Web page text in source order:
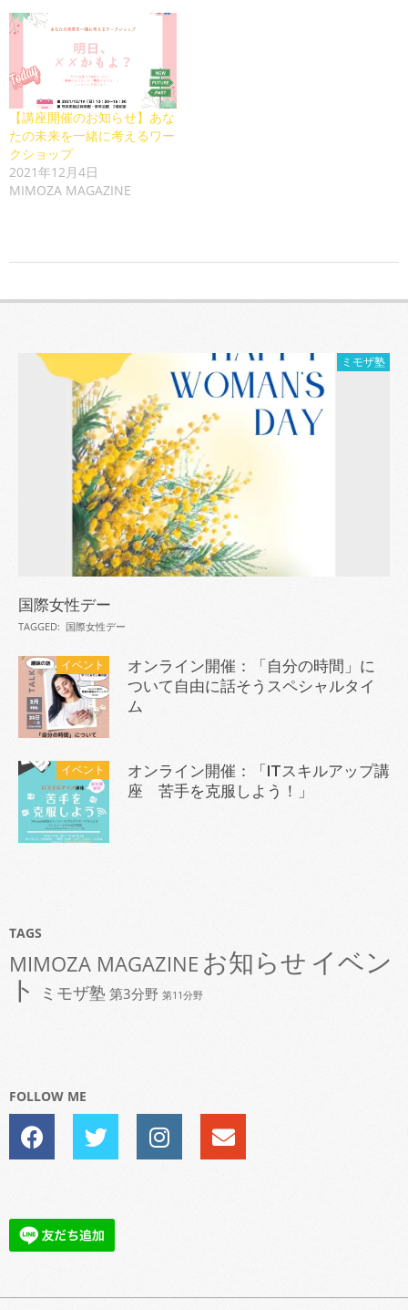
【講座開催のお知らせ】あな
たの未来を一緒に考えるワー
クショップ
2021年12月4日
MIMOZA MAGAZINE
ミモザ塾
国際女性デー
TAGGED: 国際女性デー
イベント
オンライン開催：「自分の時間」に
ついて自由に話そうスペシャルタイ
ム
イベント
オンライン開催：「ITスキルアップ講
座 苦手を克服しよう！」
TAGS
MIMOZA MAGAZINE お知らせ イベン
ト ミモザ塾 第3分野 第11分野
FOLLOW ME